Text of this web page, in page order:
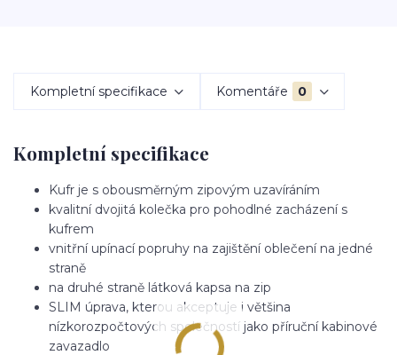
Kompletní specifikace Komentáře 0
Kompletní specifikace
Kufr je s obousměrným zipovým uzavíráním
kvalitní dvojitá kolečka pro pohodlné zacházení s
kufrem
vnitřní upínací popruhy na zajištění oblečení na jedné
straně
na druhé straně látková kapsa na zip
SLIM úprava, kterou akceptuje i většina
nízkorozpočtových společností jako příruční kabinové
zavazadlo